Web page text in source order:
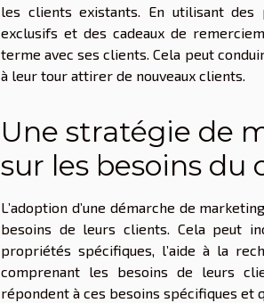
les clients existants. En utilisant des
exclusifs et des cadeaux de
terme avec ses clients. Cela peut
à leur tour attirer de nouveaux clients.
Une stratégie de
sur les besoins du
L’adoption d’une démarche de
besoins de leurs clients. Cela peut
propriétés spécifiques, l’aide à la
comprenant les besoins de leurs
répondent à ces besoins spécifiques et